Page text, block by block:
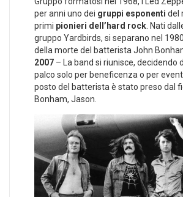
per anni uno dei gruppi esponenti del
primi pionieri dell’hard rock. Nati
gruppo Yardbirds, si separano nel
della morte del batterista John
2007 – La band si riunisce, decidendo
palco solo per beneficenza o per
posto del batterista è stato preso dal
Bonham, Jason.